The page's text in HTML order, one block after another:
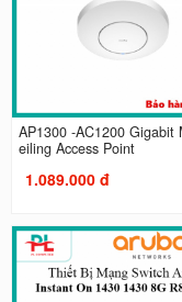
AP1300 -AC1200 Gigabit Mesh C
eiling Access Point
1.089.000 đ